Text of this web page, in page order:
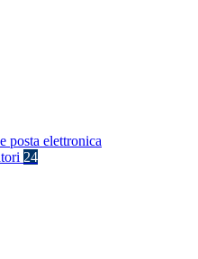
posta elettronica
24